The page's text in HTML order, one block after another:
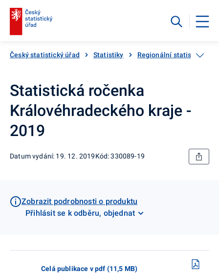
Český statistický úřad Statistiky Regionální statistiky
Statistická ročenka
Královéhradeckého kraje -
2019
Datum vydání: 19. 12. 2019Kód: 330089-19
Zobrazit podrobnosti o produktu
Přihlásit se k odběru, objednat
Celá publikace v pdf (11,5 MB)